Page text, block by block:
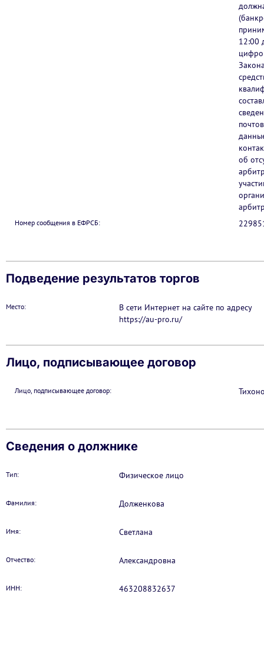
12:00
об
Номер сообщения в ЕФРСБ:
Подведение результатов торгов
Место:
В сети Интернет на сайте по адресу
https://au-pro.ru/
Лицо, подписывающее договор
Лицо, подписывающее договор:
Сведения о должнике
Тип: Физическое лицо
Фамилия: Долженкова
Имя: Светлана
Отчество: Александровна
ИНН: 463208832637